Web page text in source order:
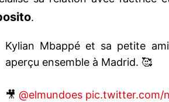
.
Kylian Mbappé et sa petite
aperçu ensemble à Madrid. 🥰
🎥 @elmundoes pic.twitter.com/